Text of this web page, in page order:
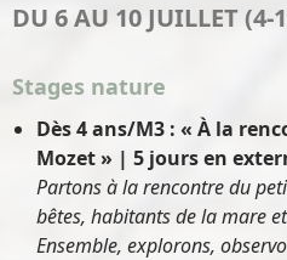
DU 6 AU 10 JUILLET (4-
Stages nature
Dès 4 ans/M3 : « À la
Mozet » | 5 jours en
Partons à la rencontre du
bêtes, habitants de la mare
Ensemble, explorons,